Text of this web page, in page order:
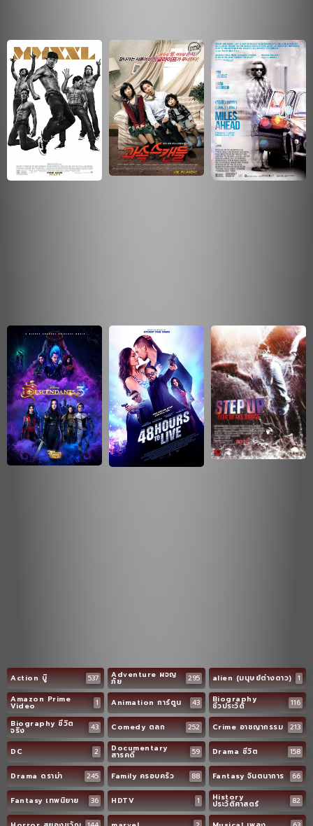
Action บู๊ 537 Adventure ผจญ
ภัย 295 alien (มนุษย์ต่างดาว) 1
Amazon Prime
Video 1 Animation การ์ตูน 43 Biography
ชีวประวัติ
116
Biography ชีวิต
จริง 43 Comedy ตลก 252 Crime อาชญากรรม 213
DC 2 Documentary
สารคดี 59 Drama ชีวิต 158
Drama ดราม่า 245 Family ครอบครัว 88 Fantasy จินตนาการ 66
Fantasy เทพนิยาย 36 HDTV 1 History
ประวัติศาสตร์ 82